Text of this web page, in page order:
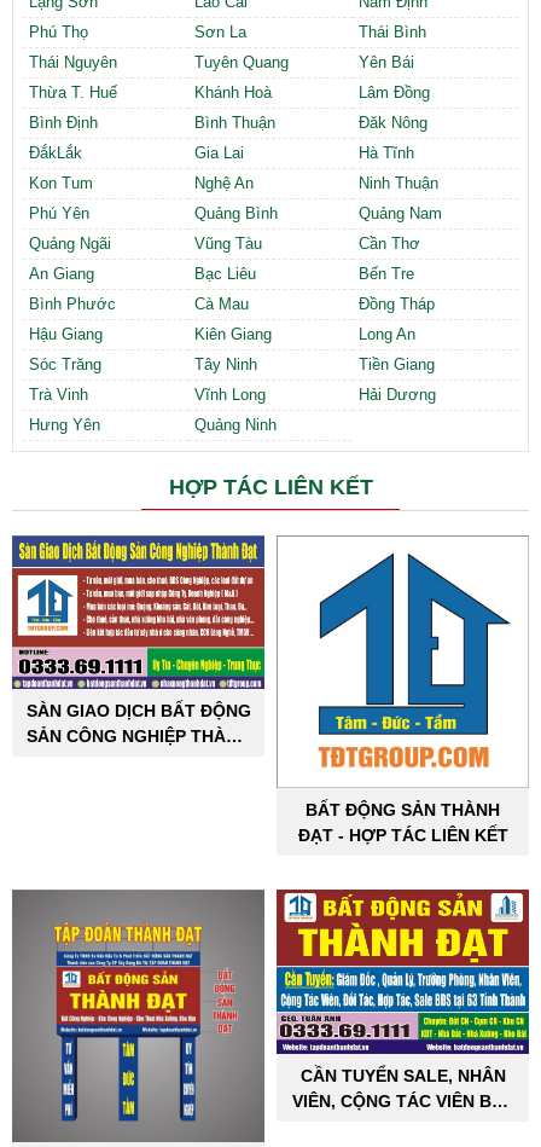
Cần thuê MBKD tại Phường Láng
Cần thuê MBKD tại Phường Văn Miếu
Cần thuê MBKD tại Phường Kim Liên
Cần thuê MBKD tại Phường Bạch Mai
Cần thuê MBKD tại Phường Vĩnh Tuy
Phú Thọ
Sơn La
Thái Bình
Thái Nguyên
Tuyên Quang
Yên Bái
Thừa T. Huế
Khánh Hoà
Lâm Đồng
Bình Định
Bình Thuận
Đăk Nông
ĐắkLắk
Gia Lai
Hà Tĩnh
Kon Tum
Nghệ An
Ninh Thuận
Phú Yên
Quảng Bình
Quảng Nam
Quảng Ngãi
Vũng Tàu
Cần Thơ
An Giang
Bạc Liêu
Bến Tre
Bình Phước
Cà Mau
Đồng Tháp
Hậu Giang
Kiên Giang
Long An
Sóc Trăng
Tây Ninh
Tiền Giang
Trà Vinh
Vĩnh Long
Hải Dương
Hưng Yên
Quảng Ninh
HỢP TÁC LIÊN KẾT
SÀN GIAO DỊCH BẤT ĐỘNG
SẢN CÔNG NGHIỆP THÀNH
BẤT ĐỘNG SẢN THÀNH
ĐẠT - HỢP TÁC LIÊN KẾT
CẦN TUYỂN SALE, NHÂN
VIÊN, CỘNG TÁC VIÊN BẤT